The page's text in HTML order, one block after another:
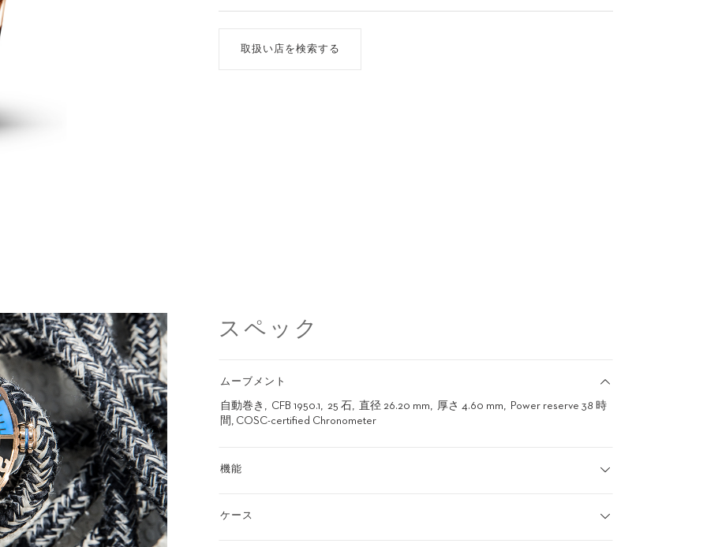
取扱い店を検索する
スペック
ムーブメント
自動巻き CFB 1950.1 25 石 直径 26.20 mm 厚さ 4.60 mm
Power reserve 38 時
間, COSC-certified Chronometer
機能
ケース